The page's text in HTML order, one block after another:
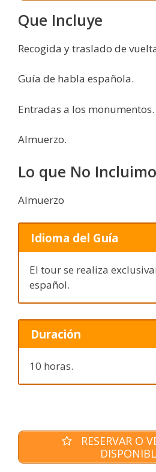
Que Incluye
Recogida y traslado de
Guía de habla española.
Entradas a los monumentos.
Almuerzo.
Lo que No
Almuerzo
Idioma del Guía
El tour se realiza
español.
Duración
10 horas.
RESERVAR O